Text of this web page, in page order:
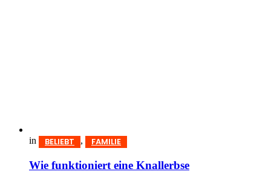
in BELIEBT , FAMILIE
Wie funktioniert eine Knallerbse